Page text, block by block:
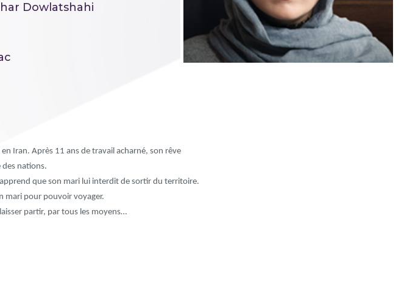
Dowlatshahi
Iran. Après 11 ans de travail acharné, son rêve
des nations.
que son mari lui interdit de sortir du territoire.
mari pour pouvoir voyager.
partir, par tous les moyens…